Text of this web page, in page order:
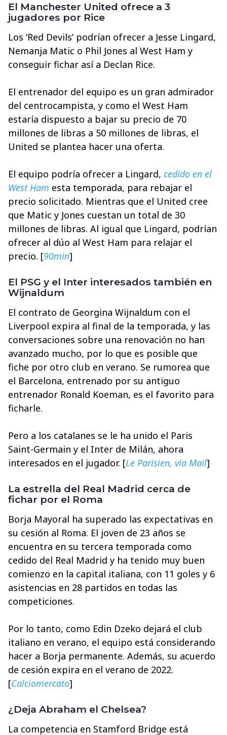
El Manchester United ofrece a 3
jugadores por Rice
Los ‘Red Devils’ podrían ofrecer a Jesse Lingard,
Nemanja Matic o Phil Jones al West Ham y
conseguir fichar así a Declan Rice.
El entrenador del equipo es un gran admirador
del centrocampista, y como el West Ham
estaría dispuesto a bajar su precio de 70
millones de libras a 50 millones de libras, el
United se plantea hacer una oferta.
El equipo podría ofrecer a Lingard, cedido en el
West Ham esta temporada, para rebajar el
precio solicitado. Mientras que el United cree
que Matic y Jones cuestan un total de 30
millones de libras. Al igual que Lingard, podrían
ofrecer al dúo al West Ham para relajar el
precio. [90min]
El PSG y el Inter interesados también en
Wijnaldum
El contrato de Georgina Wijnaldum con el
Liverpool expira al final de la temporada, y las
conversaciones sobre una renovación no han
avanzado mucho, por lo que es posible que
fiche por otro club en verano. Se rumorea que
el Barcelona, entrenado por su antiguo
entrenador Ronald Koeman, es el favorito para
ficharle.
Pero a los catalanes se le ha unido el Paris
Saint-Germain y el Inter de Milán, ahora
interesados en el jugador. [Le Parisien, via Mail]
La estrella del Real Madrid cerca de
fichar por el Roma
Borja Mayoral ha superado las expectativas en
su cesión al Roma. El joven de 23 años se
encuentra en su tercera temporada como
cedido del Real Madrid y ha tenido muy buen
comienzo en la capital italiana, con 11 goles y 6
asistencias en 28 partidos en todas las
competiciones.
Por lo tanto, como Edin Dzeko dejará el club
italiano en verano, el equipo está considerando
hacer a Borja permanente. Además, su acuerdo
de cesión expira en el verano de 2022.
[Calciomercato]
¿Deja Abraham el Chelsea?
La competencia en Stamford Bridge está